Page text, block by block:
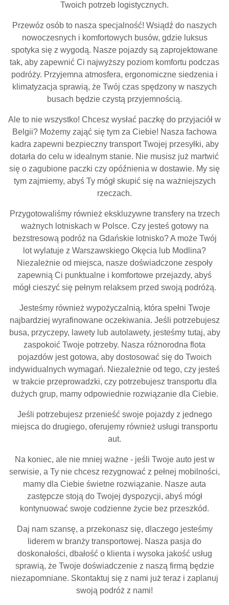
Twoich potrzeb logistycznych.
Przewóz osób to nasza specjalność! Wsiądź do naszych
nowoczesnych i komfortowych busów, gdzie luksus
spotyka się z wygodą. Nasze pojazdy są zaprojektowane
tak, aby zapewnić Ci najwyższy poziom komfortu podczas
podróży. Przyjemna atmosfera, ergonomiczne siedzenia i
klimatyzacja sprawią, że Twój czas spędzony w naszych
busach będzie czystą przyjemnością.
Ale to nie wszystko! Chcesz wysłać paczkę do przyjaciół w
Belgii? Możemy zająć się tym za Ciebie! Nasza fachowa
kadra zapewni bezpieczny transport Twojej przesyłki, aby
dotarła do celu w idealnym stanie. Nie musisz już martwić
się o zagubione paczki czy opóźnienia w dostawie. My się
tym zajmiemy, abyś Ty mógł skupić się na ważniejszych
rzeczach.
Przygotowaliśmy również ekskluzywne transfery na trzech
ważnych lotniskach w Polsce. Czy jesteś gotowy na
bezstresową podróż na Gdańskie lotnisko? A może Twój
lot wylatuje z Warszawskiego Okęcia lub Modlina?
Niezależnie od miejsca, nasze doświadczone zespoły
zapewnią Ci punktualne i komfortowe przejazdy, abyś
mógł cieszyć się pełnym relaksem przed swoją podróżą.
Jesteśmy również wypożyczalnią, która spełni Twoje
najbardziej wyrafinowane oczekiwania. Jeśli potrzebujesz
busa, przyczepy, lawety lub autolawety, jesteśmy tutaj, aby
zaspokoić Twoje potrzeby. Nasza różnorodna flota
pojazdów jest gotowa, aby dostosować się do Twoich
indywidualnych wymagań. Niezależnie od tego, czy jesteś
w trakcie przeprowadzki, czy potrzebujesz transportu dla
dużych grup, mamy odpowiednie rozwiązanie dla Ciebie.
Jeśli potrzebujesz przenieść swoje pojazdy z jednego
miejsca do drugiego, oferujemy również usługi transportu
aut.
Na koniec, ale nie mniej ważne - jeśli Twoje auto jest w
serwisie, a Ty nie chcesz rezygnować z pełnej mobilności,
mamy dla Ciebie świetne rozwiązanie. Nasze auta
zastępcze stoją do Twojej dyspozycji, abyś mógł
kontynuować swoje codzienne życie bez przeszkód.
Daj nam szansę, a przekonasz się, dlaczego jesteśmy
liderem w branży transportowej. Nasza pasja do
doskonałości, dbałość o klienta i wysoka jakość usług
sprawią, że Twoje doświadczenie z naszą firmą będzie
niezapomniane. Skontaktuj się z nami już teraz i zaplanuj
swoją podróż z nami!